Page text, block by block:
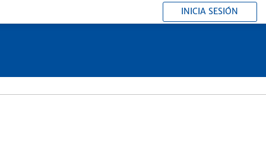
INICIA SESIÓN